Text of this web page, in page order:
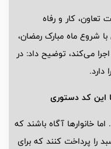
تعاون، کار و رفاه
شروع ماه مبارک رمضان،
را از ۱۸ اسفندماه اجرا می‌کند، توضیح داد: در
این کد دستوری
خانوارها آگاه باشند که
را پرداخت کنند که برای